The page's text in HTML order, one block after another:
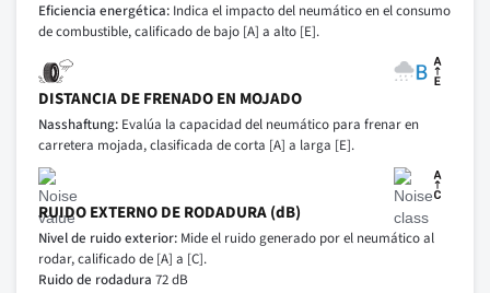
Eficiencia energética: Indica el impacto del neumático en el consumo
de combustible, calificado de bajo [A] a alto [E].
DISTANCIA DE FRENADO EN MOJADO
Nasshaftung: Evalúa la capacidad del neumático para frenar en
carretera mojada, clasificada de corta [A] a larga [E].
RUIDO EXTERNO DE RODADURA (dB)
Nivel de ruido exterior: Mide el ruido generado por el neumático al
rodar, calificado de [A] a [C].
Ruido de rodadura 72 dB